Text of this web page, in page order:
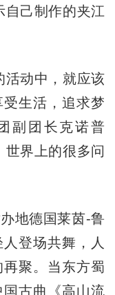
自己制作的夹江
动中，就应该
生活，追求梦
副团长克诺普
世界上的很多问
地德国莱茵-鲁
登场共舞，人
聚。当东方蜀
古曲《高山流